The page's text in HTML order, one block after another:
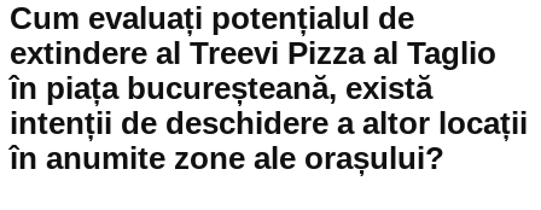
Cum evaluați potențialul de
extindere al Treevi Pizza al Taglio
în piața bucureșteană, există
intenții de deschidere a altor locații
în anumite zone ale orașului?